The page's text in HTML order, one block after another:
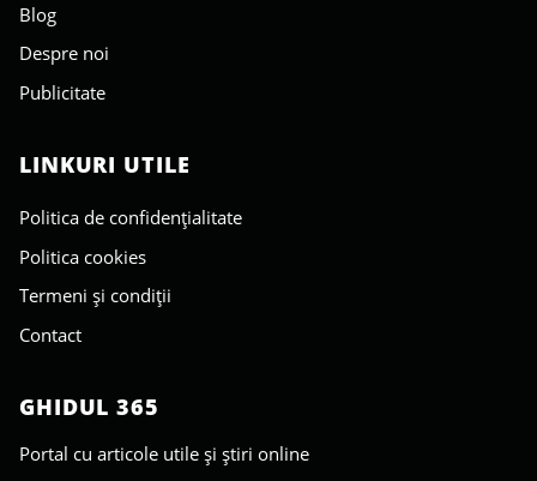
Blog
Despre noi
Publicitate
LINKURI UTILE
Politica de confidențialitate
Politica cookies
Termeni și condiții
Contact
GHIDUL 365
Portal cu articole utile și știri online